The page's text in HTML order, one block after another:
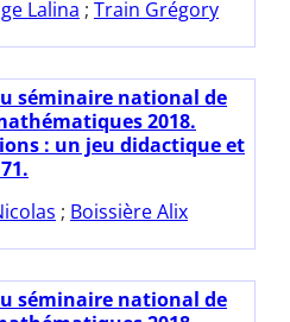
Lalina ; Train Grégory
séminaire national de
2018.
: un jeu didactique et
; Boissière Alix
séminaire national de